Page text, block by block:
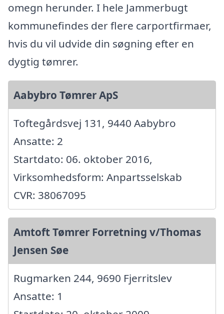
omegn herunder. I hele Jammerbugt
kommunefindes der flere carportfirmaer,
hvis du vil udvide din søgning efter en
dygtig tømrer.
Aabybro Tømrer ApS
Toftegårdsvej 131, 9440 Aabybro
Ansatte: 2
Startdato: 06. oktober 2016,
Virksomhedsform: Anpartsselskab
CVR: 38067095
Amtoft Tømrer Forretning v/Thomas
Jensen Søe
Rugmarken 244, 9690 Fjerritslev
Ansatte: 1